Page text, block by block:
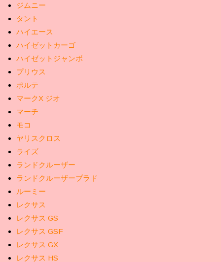
ジムニー
タント
ハイエース
ハイゼットカーゴ
ハイゼットジャンボ
プリウス
ポルテ
マークX ジオ
マーチ
モコ
ヤリスクロス
ライズ
ランドクルーザー
ランドクルーザープラド
ルーミー
レクサス
レクサス GS
レクサス GSF
レクサス GX
レクサス HS